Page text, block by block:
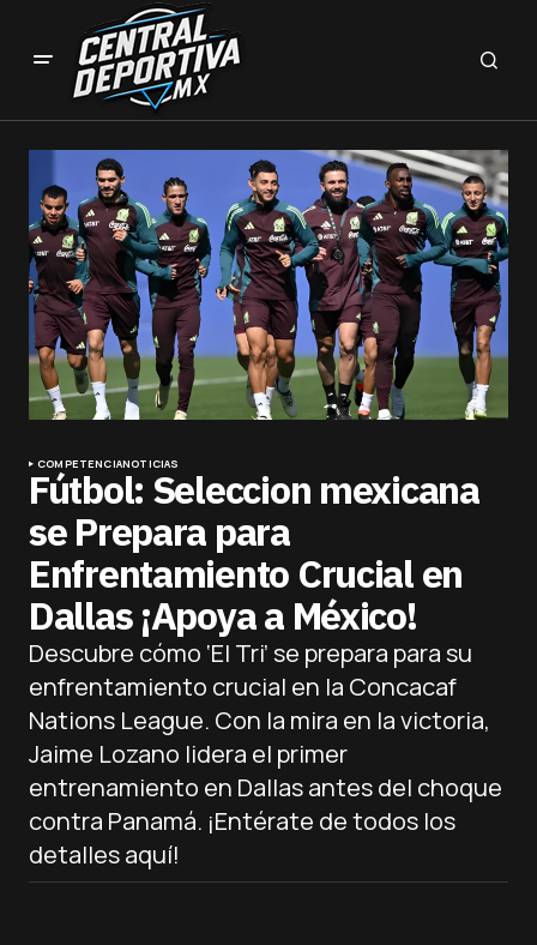
COMPETENCIANOTICIAS
Fútbol: Seleccion mexicana
se Prepara para
Enfrentamiento Crucial en
Dallas ¡Apoya a México!
Descubre cómo ‘El Tri’ se prepara para su
enfrentamiento crucial en la Concacaf
Nations League. Con la mira en la victoria,
Jaime Lozano lidera el primer
entrenamiento en Dallas antes del choque
contra Panamá. ¡Entérate de todos los
detalles aquí!